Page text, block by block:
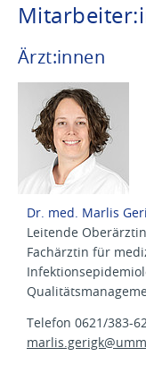
Ärzt:innen
Dr. med. Marlis
Leitende Oberärztin
Fachärztin für
Telefon 0621/383-
marlis.gerigk@